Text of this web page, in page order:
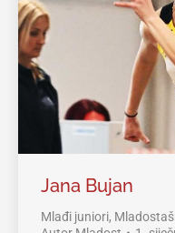
Jana Bujan
Mlađi juniori,